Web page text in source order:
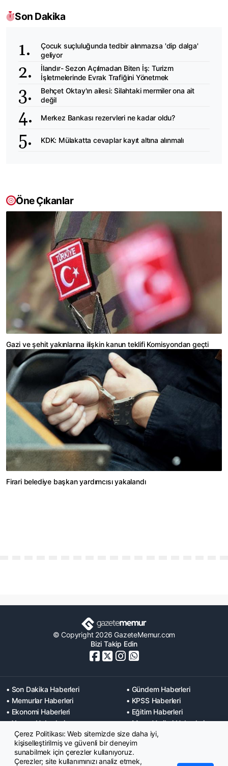
Son Dakika
Çocuk suçluluğunda tedbir alınmazsa 'dip dalga'
geliyor
İlandır- Sezon Açılmadan Biten İş: Turizm
İşletmelerinde Evrak Trafiğini Yönetmek
Behçet Oktay'ın ailesi: Silahtaki mermiler ona ait
değil
Merkez Bankası rezervleri ne kadar oldu?
KDK: Mülakatta cevaplar kayıt altına alınmalı
Öne Çıkanlar
Gazi ve şehit yakınlarına ilişkin kanun teklifi Komisyondan geçti
Firari belediye başkan yardımcısı yakalandı
© Copyright 2026 GazeteMemur.com
Bizi Takip Edin
• Son Dakika Haberleri
• Gündem Haberleri
• Memurlar Haberleri
• KPSS Haberleri
• Ekonomi Haberleri
• Eğitim Haberleri
• Yaşam Haberleri
• Maaş Verileri Haberleri
• Mahkeme Kararları
Haberleri
Çerez Politikası: Web sitemizde size daha iyi,
kişiselleştirilmiş ve güvenli bir deneyim
sunabilmek için çerezler kullanıyoruz.
Çerezler; site kullanımınızı analiz etmek,